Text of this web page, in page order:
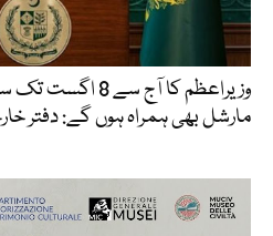
وزیراعظم کا آج
مارشل بھی ہمراہ ہوں گے: دفتر